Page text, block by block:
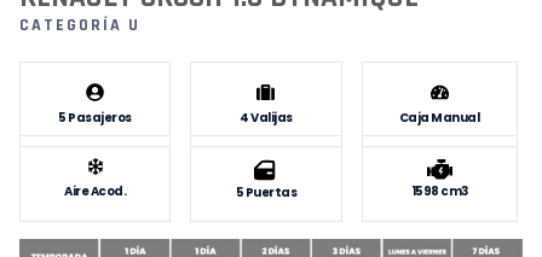
CATEGORÍA U
5 Pasajeros 4 Valijas Caja Manual
Aire Acod. 5 Puertas 1598 cm3